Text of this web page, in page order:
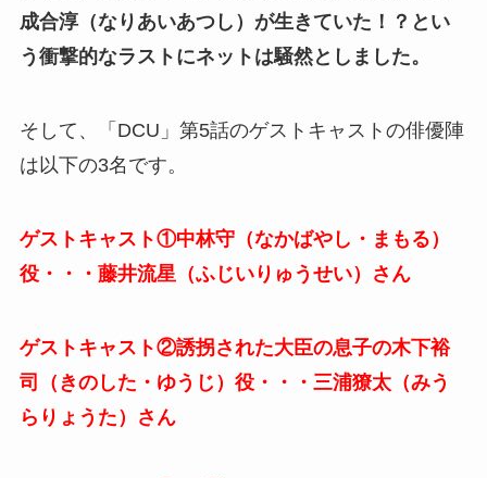
成合淳（なりあいあつし）が生きていた！？とい
う衝撃的なラストにネットは騒然としました。
そして、「DCU」第5話のゲストキャストの俳優陣
は以下の3名です。
ゲストキャスト①中林守（なかばやし・まもる）
役・・・藤井流星（ふじいりゅうせい）さん
ゲストキャスト②誘拐された大臣の息子の木下裕
司（きのした・ゆうじ）役・・・三浦獠太（みう
らりょうた）さん